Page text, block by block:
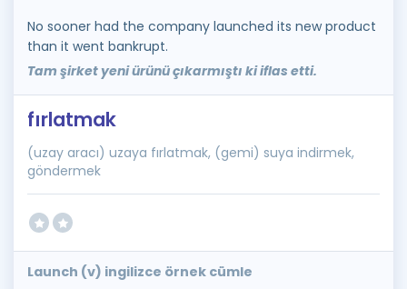
No sooner had the company launched its new product
than it went bankrupt.
Tam şirket yeni ürünü çıkarmıştı ki iflas etti.
fırlatmak
(uzay aracı) uzaya fırlatmak, (gemi) suya indirmek,
göndermek
Launch (v) ingilizce örnek cümle